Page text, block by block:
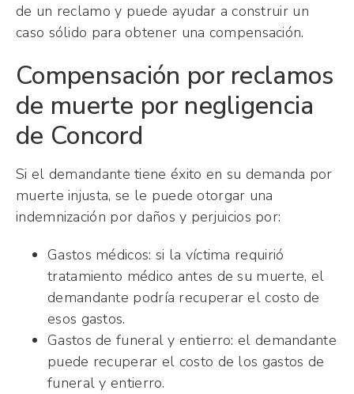
de un reclamo y puede ayudar a construir un
caso sólido para obtener una compensación.
Compensación por reclamos
de muerte por negligencia
de Concord
Si el demandante tiene éxito en su demanda por
muerte injusta, se le puede otorgar una
indemnización por daños y perjuicios por:
Gastos médicos: si la víctima requirió
tratamiento médico antes de su muerte, el
demandante podría recuperar el costo de
esos gastos.
Gastos de funeral y entierro: el demandante
puede recuperar el costo de los gastos de
funeral y entierro.